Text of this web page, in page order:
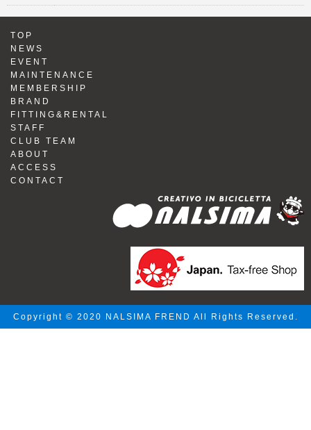
TOP
NEWS
EVENT
MAINTENANCE
MEMBERSHIP
BRAND
FITTING&RENTAL
STAFF
CLUB TEAM
ABOUT
ACCESS
CONTACT
Copyright © 2020 NALSIMA FREND All Rights Reserved.